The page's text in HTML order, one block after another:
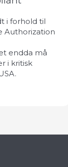
i forhold til
Authorization
endda må
i kritisk